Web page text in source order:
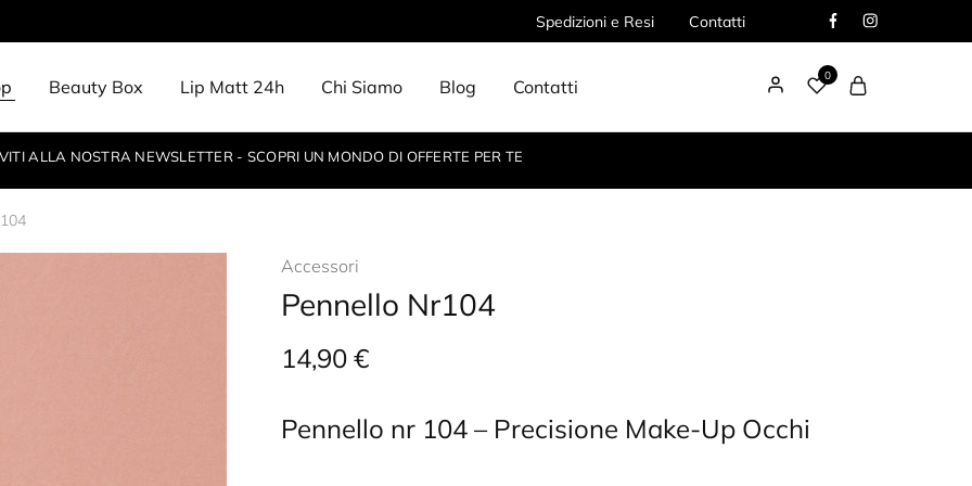
Spedizioni e Resi Contatti
Beauty Box Lip Matt 24h Chi Siamo Blog Contatti
0
ALLA NOSTRA NEWSLETTER - SCOPRI UN MONDO DI OFFERTE PER TE
Accessori
Pennello Nr104
14,90 €
Pennello nr 104 – Precisione Make-Up Occhi